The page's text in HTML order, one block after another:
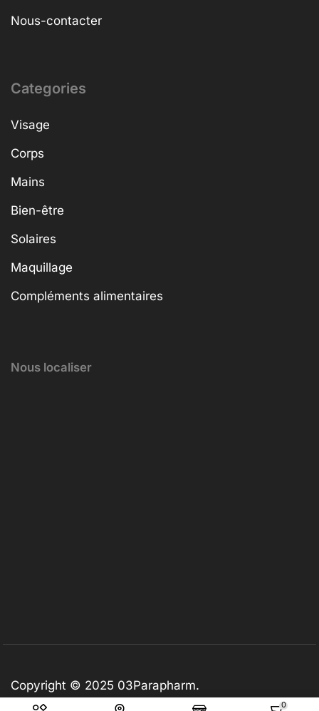
0
Nous-contacter
Categories
Visage
Corps
Mains
Bien-être
Solaires
Maquillage
Compléments alimentaires
Nous localiser
Copyright © 2025 03Parapharm.